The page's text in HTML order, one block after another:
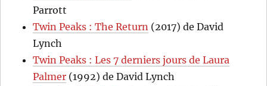
Parrott
Twin Peaks : The Return (2017) de David
Lynch
Twin Peaks : Les 7 derniers jours de Laura
Palmer (1992) de David Lynch